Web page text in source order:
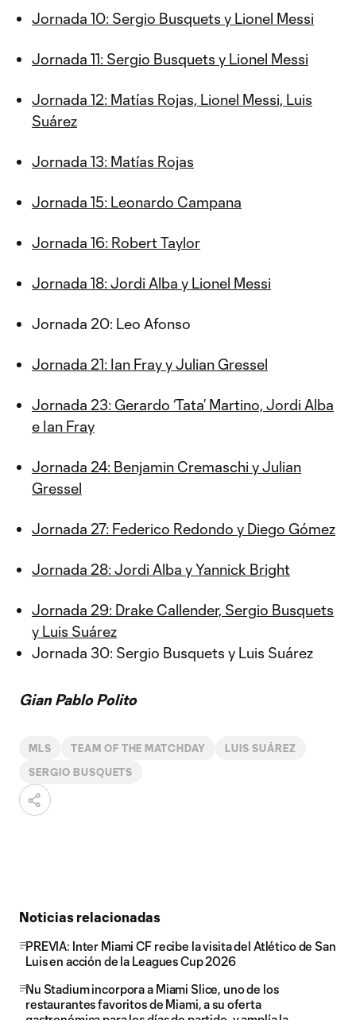
Jornada 10: Sergio Busquets y Lionel Messi
Jornada 11: Sergio Busquets y Lionel Messi
Jornada 12: Matías Rojas, Lionel Messi, Luis
Suárez
Jornada 13: Matías Rojas
Jornada 15: Leonardo Campana
Jornada 16: Robert Taylor
Jornada 18: Jordi Alba y Lionel Messi
Jornada 20: Leo Afonso
Jornada 21: Ian Fray y Julian Gressel
Jornada 23: Gerardo ‘Tata’ Martino, Jordi Alba
e Ian Fray
Jornada 24: Benjamin Cremaschi y Julian
Gressel
Jornada 27: Federico Redondo y Diego Gómez
Jornada 28: Jordi Alba y Yannick Bright
Jornada 29: Drake Callender, Sergio Busquets
y Luis Suárez
Jornada 30: Sergio Busquets y Luis Suárez
Gian Pablo Polito
MLS TEAM OF THE MATCHDAY LUIS SUÁREZ
SERGIO BUSQUETS
Noticias relacionadas
PREVIA: Inter Miami CF recibe la visita del Atlético de San
Luis en acción de la Leagues Cup 2026
Nu Stadium incorpora a Miami Slice, uno de los
restaurantes favoritos de Miami, a su oferta